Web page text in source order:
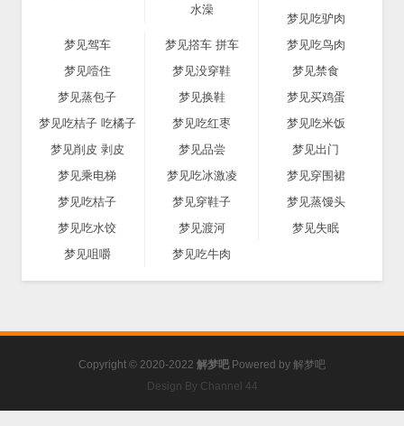
水澡
梦见吃驴肉
梦见驾车
梦见撘车 拼车
梦见吃鸟肉
梦见噎住
梦见没穿鞋
梦见禁食
梦见蒸包子
梦见换鞋
梦见买鸡蛋
梦见吃桔子 吃橘子
梦见吃红枣
梦见吃米饭
梦见削皮 剥皮
梦见品尝
梦见出门
梦见乘电梯
梦见吃冰激凌
梦见穿围裙
梦见吃桔子
梦见穿鞋子
梦见蒸馒头
梦见吃水饺
梦见渡河
梦见失眠
梦见咀嚼
梦见吃牛肉
Copyright © 2020-2022 解梦吧 Powered by 解梦吧
Design By Channel 44